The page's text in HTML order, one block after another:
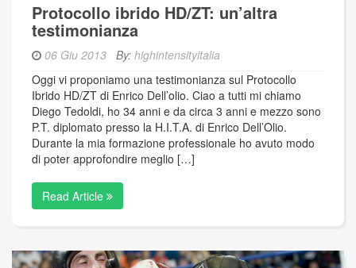
Protocollo ibrido HD/ZT: un’altra
testimonianza
06 Giu 2013 By: highintensityitalia
Oggi vi proponiamo una testimonianza sul Protocollo
Ibrido HD/ZT di Enrico Dell’olio. Ciao a tutti mi chiamo
Diego Tedoldi, ho 34 anni e da circa 3 anni e mezzo sono
P.T. diplomato presso la H.I.T.A. di Enrico Dell’Olio.
Durante la mia formazione professionale ho avuto modo
di poter approfondire meglio […]
Read Article